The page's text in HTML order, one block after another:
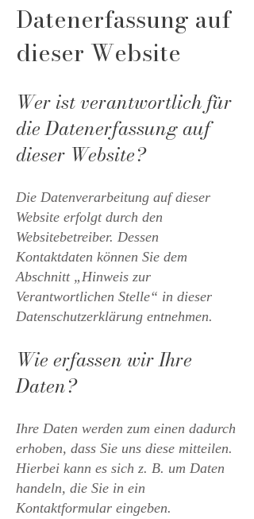
Datenerfassung auf
dieser Website
Wer ist verantwortlich für
die Datenerfassung auf
dieser Website?
Die Datenverarbeitung auf dieser
Website erfolgt durch den
Websitebetreiber. Dessen
Kontaktdaten können Sie dem
Abschnitt „Hinweis zur
Verantwortlichen Stelle“ in dieser
Datenschutzerklärung entnehmen.
Wie erfassen wir Ihre
Daten?
Ihre Daten werden zum einen dadurch
erhoben, dass Sie uns diese mitteilen.
Hierbei kann es sich z. B. um Daten
handeln, die Sie in ein
Kontaktformular eingeben.